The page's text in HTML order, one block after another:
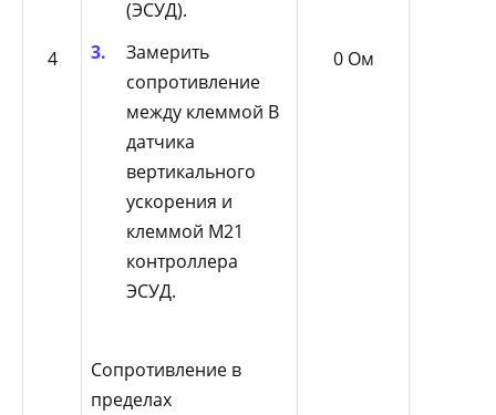
4
(ЭСУД).
Замерить
сопротивление
между клеммой В
датчика
вертикального
ускорения и
клеммой М21
контроллера
ЭСУД.
Сопротивление в
пределах
0 Ом